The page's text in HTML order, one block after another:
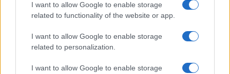
I want to allow Google to enable storage
related to functionality of the website or app.
I want to allow Google to enable storage
related to personalization.
I want to allow Google to enable storage
quando quel “dio mortale” che è lo Stato non
collasserà dimostrando che, al contrario di quanto
dicono gli asini di battaglia e tendono a credere
per convenienza gli Italiani, il Leviatano non è la